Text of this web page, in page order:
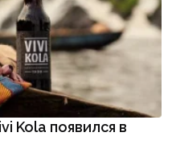
Kola появился в